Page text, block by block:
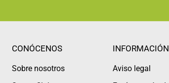
CONÓCENOS
Sobre nosotros
INFORMACIÓN
Aviso legal